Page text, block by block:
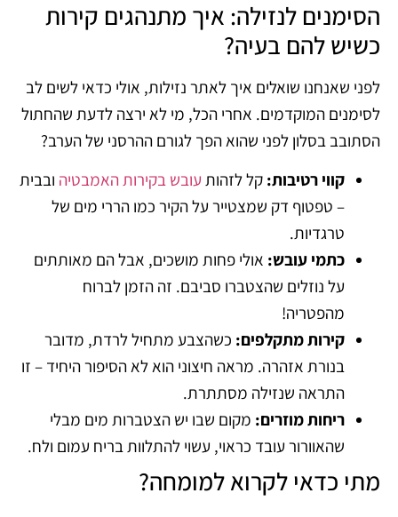
הסימנים לנזילה: איך מתנהגים קירות
כשיש להם בעיה?
לפני שאנחנו שואלים איך לאתר נזילות, אולי כדאי לשים לב
לסימנים המוקדמים. אחרי הכל, מי לא ירצה לדעת שהחתול
הסתובב בסלון לפני שהוא הפך לגורם ההרסני של הערב?
קווי רטיבות: קל לזהות עובש בקירות האמבטיה ובבית
– טפטוף דק שמצטייר על הקיר כמו הררי מים של
טרגדיות.
כתמי עובש: אולי פחות מושכים, אבל הם מאותתים
על נוזלים שהצטברו סביבם. זה הזמן לברוח
מהפטריה!
קירות מתקלפים: כשהצבע מתחיל לרדת, מדובר
בנורת אזהרה. מראה חיצוני הוא לא הסיפור היחיד – זו
התראה שנזילה מסתתרת.
ריחות מוזרים: מקום שבו יש הצטברות מים מבלי
שהאוורור עובד כראוי, עשוי להתלוות בריח עמום ולח.
מתי כדאי לקרוא למומחה?